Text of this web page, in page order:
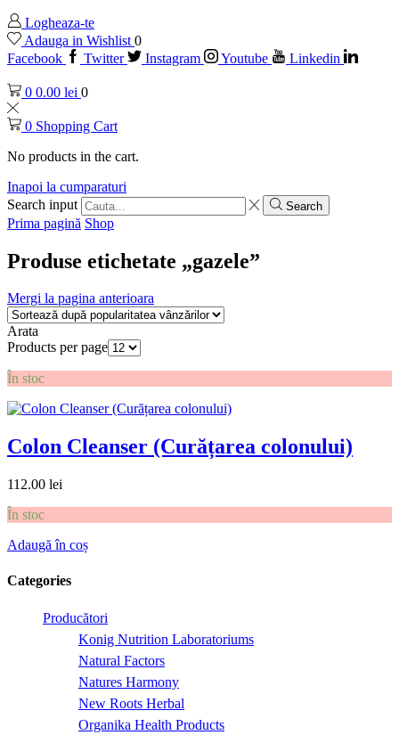
Logheaza-te
Adauga in Wishlist 0
Facebook
Twitter Instagram Youtube Linkedin
0 0.00 lei 0
0 Shopping Cart
No products in the cart.
Inapoi la cumparaturi
Search input
Search
Prima pagină Shop
Produse etichetate „gazele”
Mergi la pagina anterioara
Arata
Products per page
În stoc
Colon Cleanser (Curățarea colonului)
112.00 lei
În stoc
Adaugă în coș
Categories
Producători
Konig Nutrition Laboratoriums
Natural Factors
Natures Harmony
New Roots Herbal
Organika Health Products